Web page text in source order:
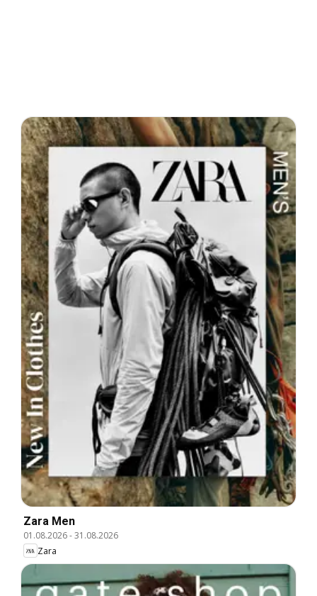
Zara Men
01.08.2026-31.08.2026
Zara